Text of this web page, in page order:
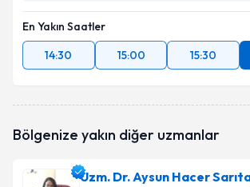
En Yakın Saatler
14:30
15:00 15:30
Bölgenize yakın diğer uzmanlar
Uzm. Dr. Aysun Hacer